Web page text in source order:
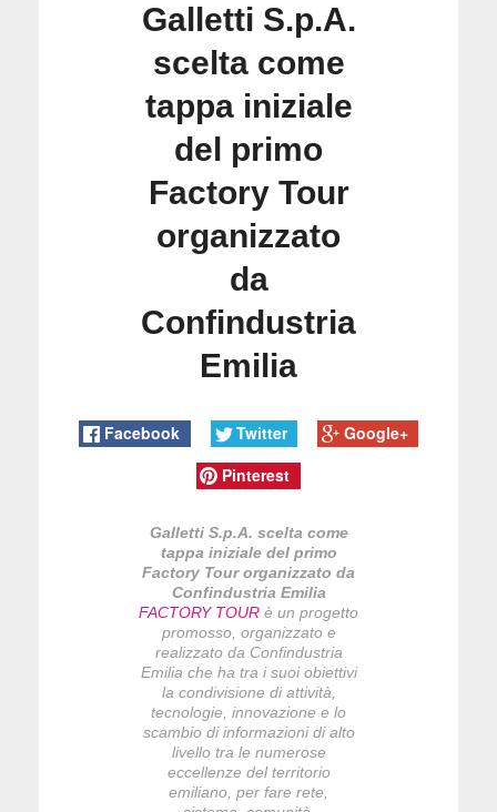
Galletti S.p.A.
scelta come
tappa iniziale
del primo
Factory Tour
organizzato
da
Confindustria
Emilia
Facebook Twitter
Google+
Pinterest
Galletti S.p.A. scelta come
tappa iniziale del primo
Factory Tour organizzato da
Confindustria Emilia
FACTORY TOUR è un progetto
promosso, organizzato e
realizzato da Confindustria
Emilia che ha tra i suoi obiettivi
la condivisione di attività,
tecnologie, innovazione e lo
scambio di informazioni di alto
livello tra le numerose
eccellenze del territorio
emiliano, per fare rete,